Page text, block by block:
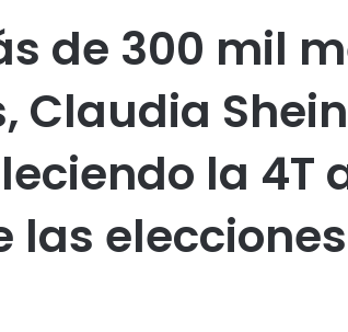
de 300 mil
Claudia
la 4T
las